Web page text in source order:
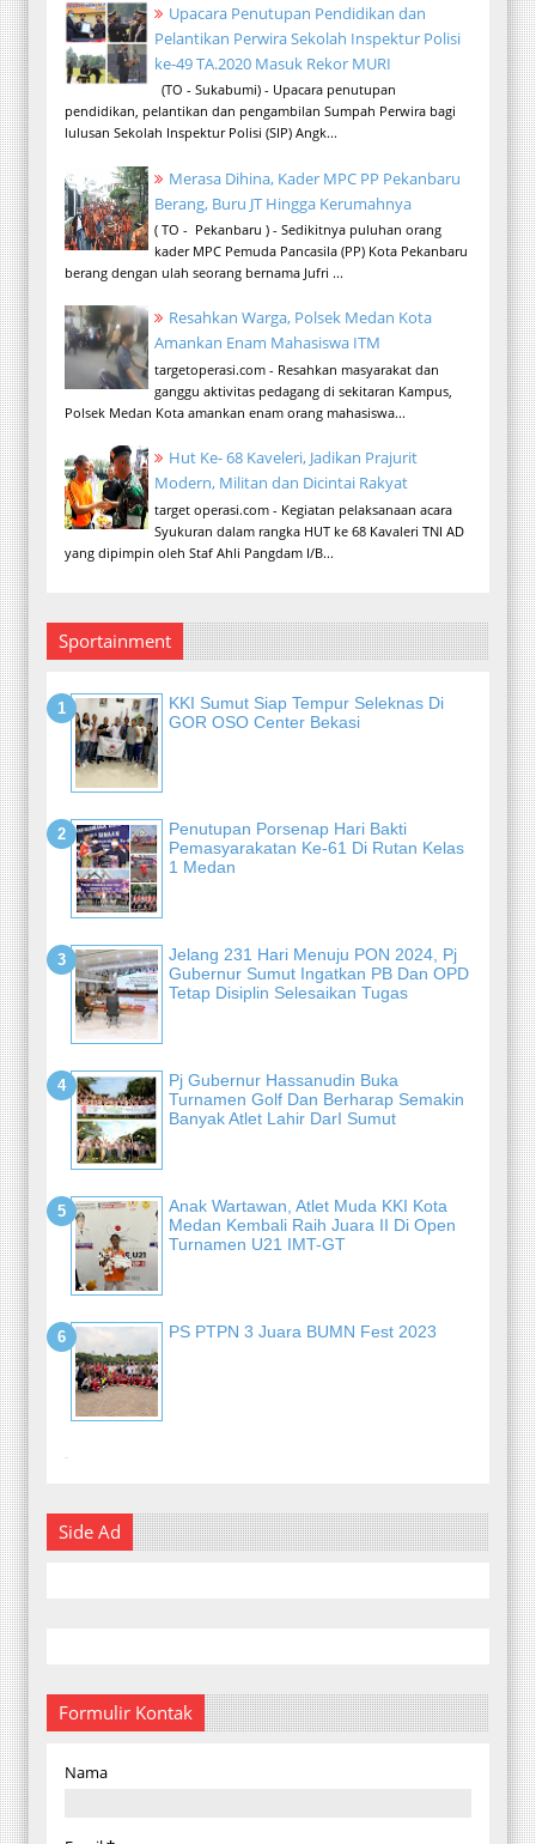
Upacara Penutupan Pendidikan dan
Pelantikan Perwira Sekolah Inspektur Polisi
ke-49 TA.2020 Masuk Rekor MURI
(TO - Sukabumi) - Upacara penutupan
pendidikan, pelantikan dan pengambilan Sumpah Perwira bagi
lulusan Sekolah Inspektur Polisi (SIP) Angk...
Merasa Dihina, Kader MPC PP Pekanbaru
Berang, Buru JT Hingga Kerumahnya
( TO - Pekanbaru ) - Sedikitnya puluhan orang
kader MPC Pemuda Pancasila (PP) Kota Pekanbaru
berang dengan ulah seorang bernama Jufri ...
Resahkan Warga, Polsek Medan Kota
Amankan Enam Mahasiswa ITM
targetoperasi.com - Resahkan masyarakat dan
ganggu aktivitas pedagang di sekitaran Kampus,
Polsek Medan Kota amankan enam orang mahasiswa...
Hut Ke- 68 Kaveleri, Jadikan Prajurit
Modern, Militan dan Dicintai Rakyat
target operasi.com - Kegiatan pelaksanaan acara
Syukuran dalam rangka HUT ke 68 Kavaleri TNI AD
yang dipimpin oleh Staf Ahli Pangdam I/B...
Sportainment
KKI Sumut Siap Tempur Seleknas Di
GOR OSO Center Bekasi
Penutupan Porsenap Hari Bakti
Pemasyarakatan Ke-61 Di Rutan Kelas
1 Medan
Jelang 231 Hari Menuju PON 2024, Pj
Gubernur Sumut Ingatkan PB Dan OPD
Tetap Disiplin Selesaikan Tugas
Pj Gubernur Hassanudin Buka
Turnamen Golf Dan Berharap Semakin
Banyak Atlet Lahir DarI Sumut
Anak Wartawan, Atlet Muda KKI Kota
Medan Kembali Raih Juara II Di Open
Turnamen U21 IMT-GT
PS PTPN 3 Juara BUMN Fest 2023
-
Side Ad
Formulir Kontak
Nama